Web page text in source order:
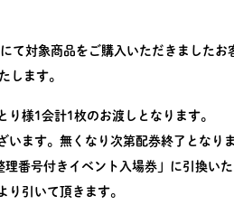
対象商品をご購入いただきました
します。
様1会計1枚のお渡しとなります。
ます。無くなり次第配券終了となり
号付きイベント入場券」に引換い
引いて頂きます。